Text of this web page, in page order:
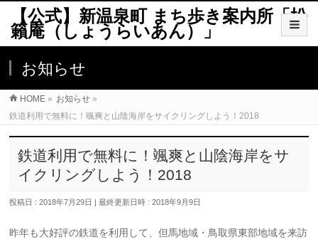
【公式】新温泉町 まち歩き案内所「松
籟庵（しょうらいあん）」
お知らせ
HOME » お知らせ »
鉄道利用で無料に！颯爽と山陰海岸をサイクリングしよう！2018
鉄道利用で無料に！颯爽と山陰海岸をサ
イクリングしよう！2018
投稿日 : 2018年7月29日 最終更新日時 : 2018年9月9日
昨年も大好評の鉄道を利用して、但馬地域・鳥取県東部地域を来訪